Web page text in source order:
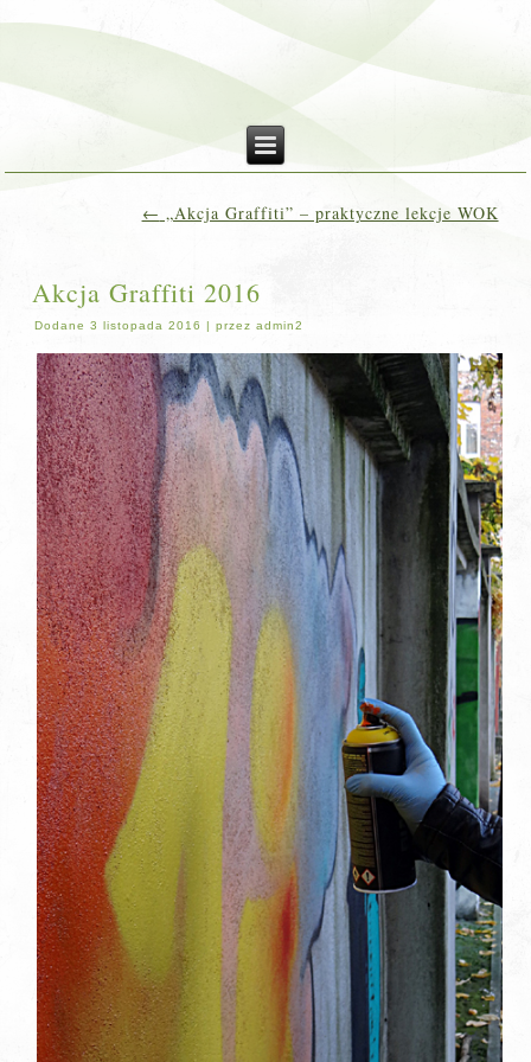
← „Akcja Graffiti” – praktyczne lekcje WOK
Akcja Graffiti 2016
Dodane 3 listopada 2016 |przez admin2